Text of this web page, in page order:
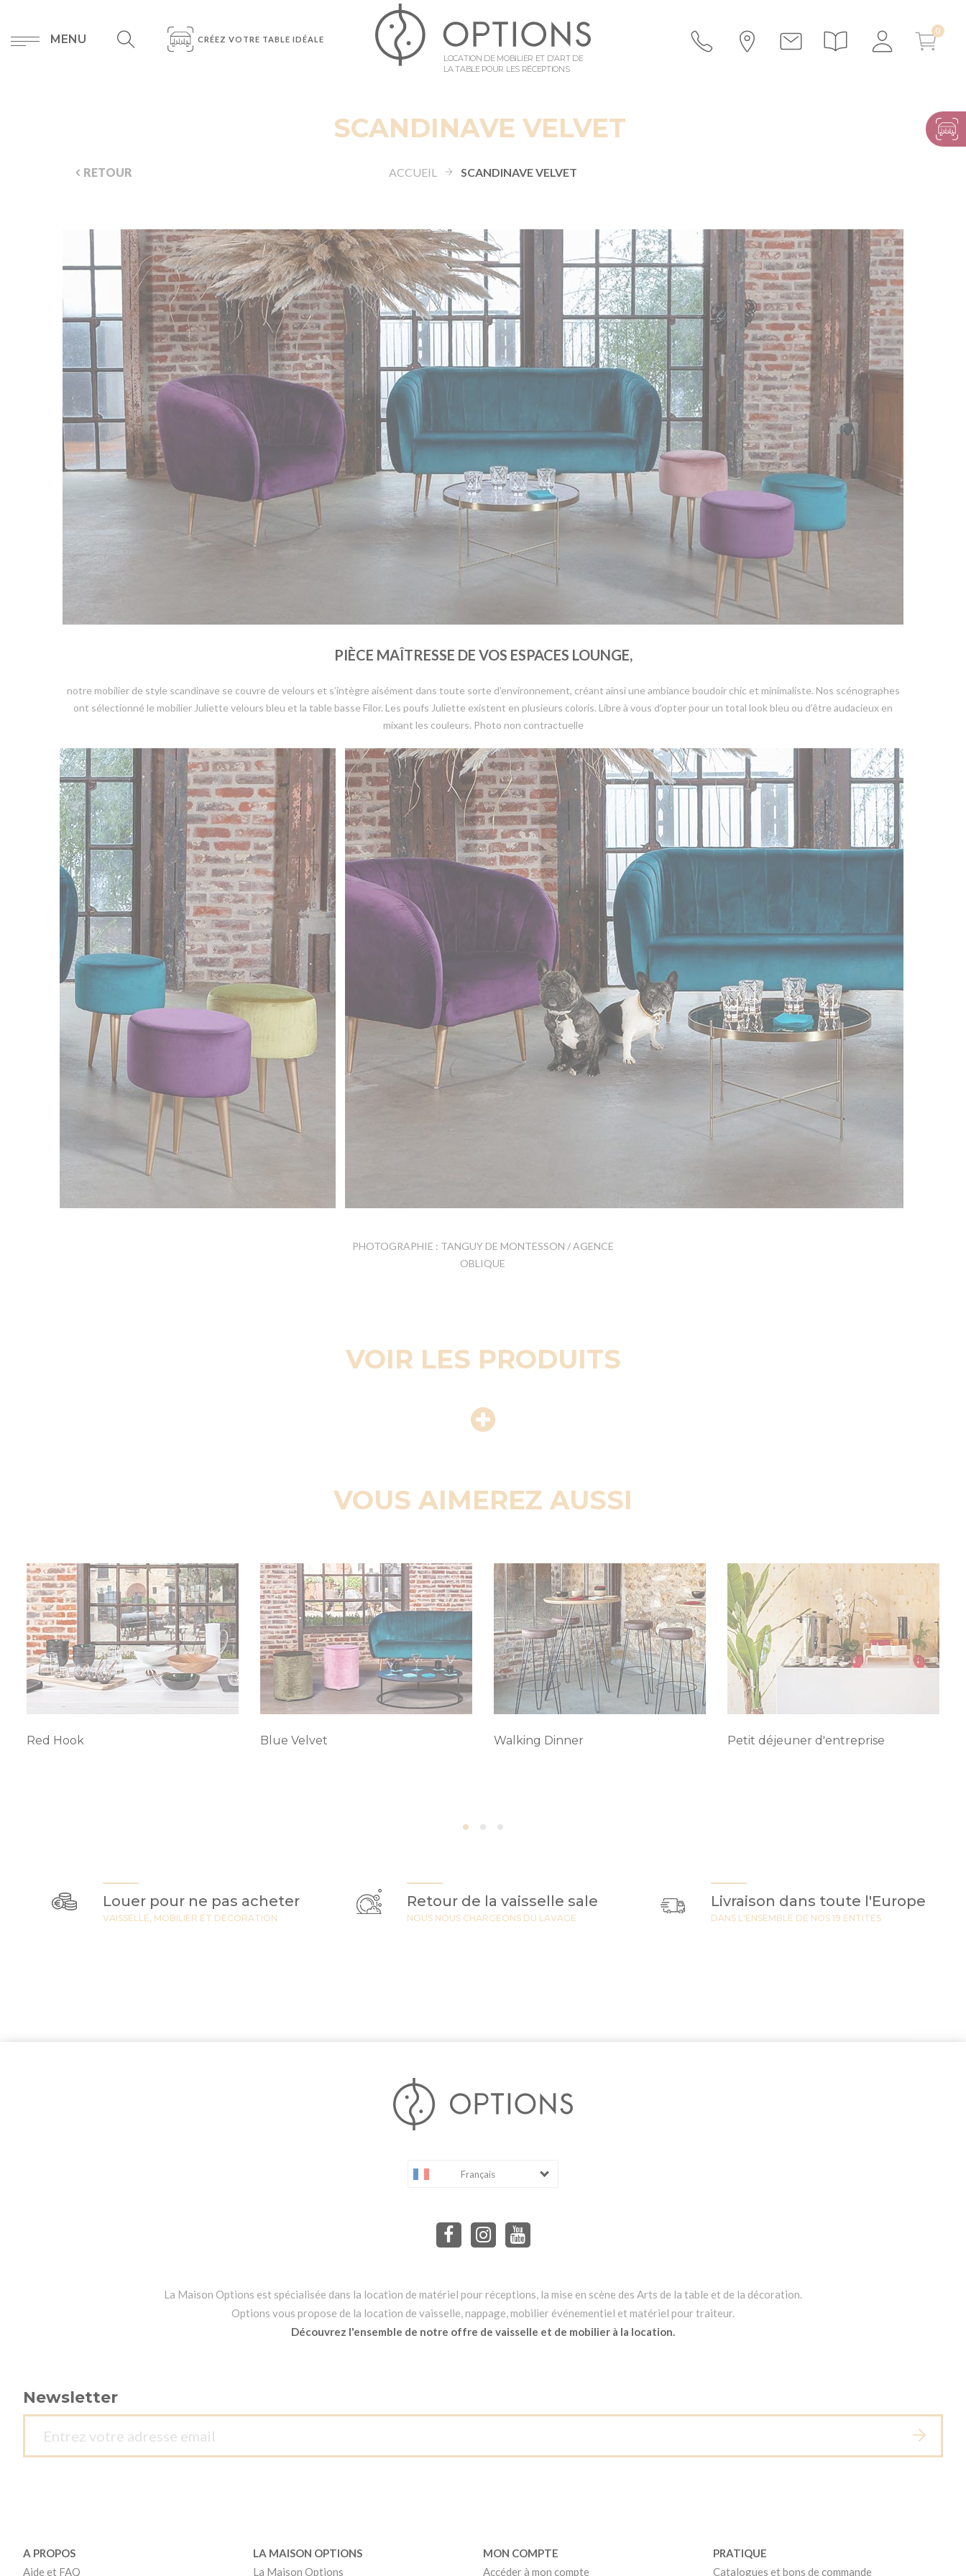
MENU CRÉEZ VOTRE TABLE IDÉALE
LOCATION DE MOBILIER ET D’ART DE
LA TABLE POUR LES RÉCEPTIONS
SCANDINAVE VELVET
RETOUR ACCUEIL SCANDINAVE VELVET
PIÈCE MAÎTRESSE DE VOS ESPACES LOUNGE,
notre mobilier de style scandinave se couvre de velours et s’intègre aisément dans toute sorte d’environnement, créant ainsi une ambiance boudoir chic et minimaliste. Nos scénographes
ont sélectionné le mobilier Juliette velours bleu et la table basse Filor. Les poufs Juliette existent en plusieurs coloris. Libre à vous d’opter pour un total look bleu ou d’être audacieux en
mixant les couleurs. Photo non contractuelle
PHOTOGRAPHIE : TANGUY DE MONTESSON / AGENCE
OBLIQUE
VOIR LES PRODUITS
VOUS AIMEREZ AUSSI
Red Hook Blue Velvet Walking Dinner Petit déjeuner d'entreprise
Louer pour ne pas acheter
VAISSELLE, MOBILIER ET DECORATION
Retour de la vaisselle sale
NOUS NOUS CHARGEONS DU LAVAGE
Livraison dans toute l'Europe
DANS L'ENSEMBLE DE NOS 19 ENTITES
Français
La Maison Options est spécialisée dans la location de matériel pour réceptions, la mise en scène des Arts de la table et de la décoration.
Options vous propose de la location de vaisselle, nappage, mobilier événementiel et matériel pour traiteur.
Découvrez l'ensemble de notre offre de vaisselle et de mobilier à la location.
Newsletter
A PROPOS
Aide et FAQ
LA MAISON OPTIONS
La Maison Options
MON COMPTE
Accéder à mon compte
PRATIQUE
Catalogues et bons de commande